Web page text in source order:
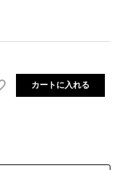
カートに入れる